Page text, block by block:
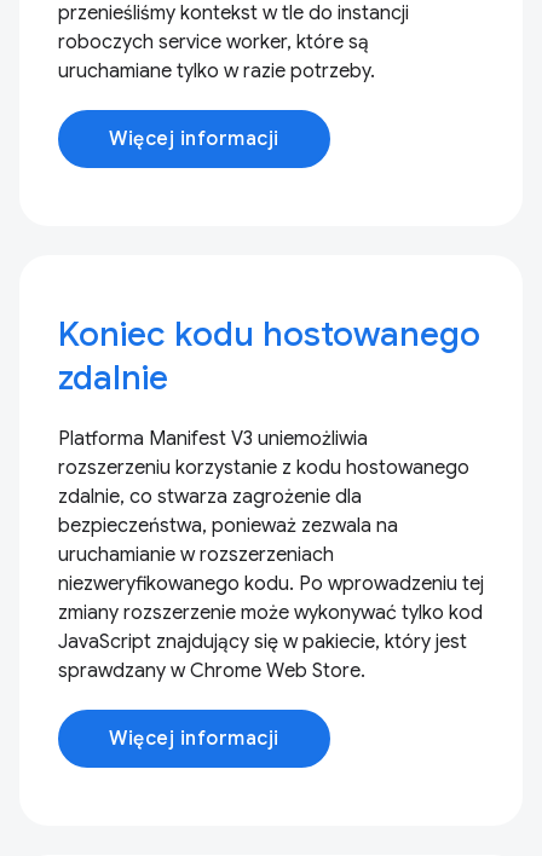
przenieśliśmy kontekst w tle do instancji
roboczych service worker, które są
uruchamiane tylko w razie potrzeby.
Więcej informacji
Koniec kodu hostowanego
zdalnie
Platforma Manifest V3 uniemożliwia
rozszerzeniu korzystanie z kodu hostowanego
zdalnie, co stwarza zagrożenie dla
bezpieczeństwa, ponieważ zezwala na
uruchamianie w rozszerzeniach
niezweryfikowanego kodu. Po wprowadzeniu tej
zmiany rozszerzenie może wykonywać tylko kod
JavaScript znajdujący się w pakiecie, który jest
sprawdzany w Chrome Web Store.
Więcej informacji